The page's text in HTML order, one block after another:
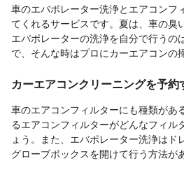
車のエバポレーター洗浄とエアコンフ
てくれるサービスです。夏は、車の臭
エバポレーターの洗浄を自分で行うの
で、そんな時はプロにカーエアコンの
カーエアコンクリーニングを予約
車のエアコンフィルターにも種類があ
るエアコンフィルターがどんなフィル
ょう。また、エバポレーター洗浄はド
グローブボックスを開けて行う方法が